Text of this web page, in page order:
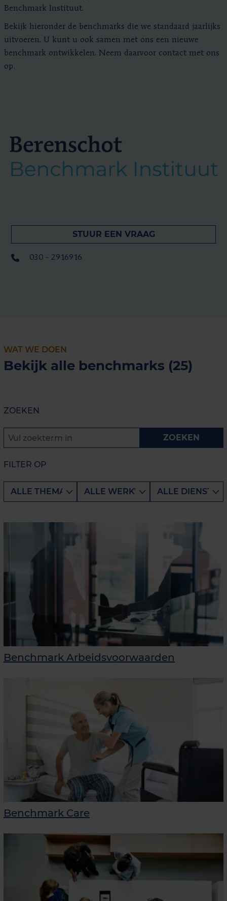
Benchmark Instituut.
Bekijk hieronder de benchmarks die we standaard jaarlijks
uitvoeren. U kunt u ook samen met ons een nieuwe
benchmark ontwikkelen. Neem daarvoor contact met ons
op.
STUUR EEN VRAAG
030 - 2916916
WAT WE DOEN
Bekijk alle benchmarks (25)
ZOEKEN
ZOEKEN
FILTER OP
Benchmark Arbeidsvoorwaarden
Benchmark Care